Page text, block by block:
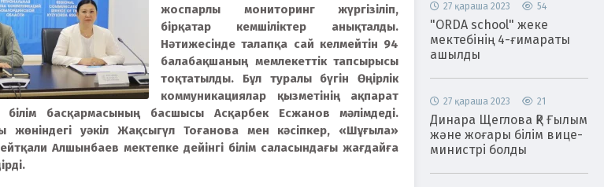
жоспарлы мониторинг жүргізіліп,
бірқатар кемшіліктер анықталды.
Нәтижесінде талапқа сай келмейтін 94
балабақшаның мемлекеттік тапсырысы
тоқтатылды. Бұл туралы бүгін Өңірлік
коммуникациялар қызметінің ақпарат
басқармасының басшысы Асқарбек Есжанов мәлімдеді.
уәкіл Жақсыгүл Тоғанова мен кәсіпкер, «Шұғыла»
Алшынбаев мектепке дейінгі білім саласындағы жағдайға
27 қараша 2023 54
"ORDA school" жеке
мектебінің 4-ғимараты
ашылды
27 қараша 2023 21
Динара Щеглова ҚР Ғылым
және жоғары білім вице-
министрі болды